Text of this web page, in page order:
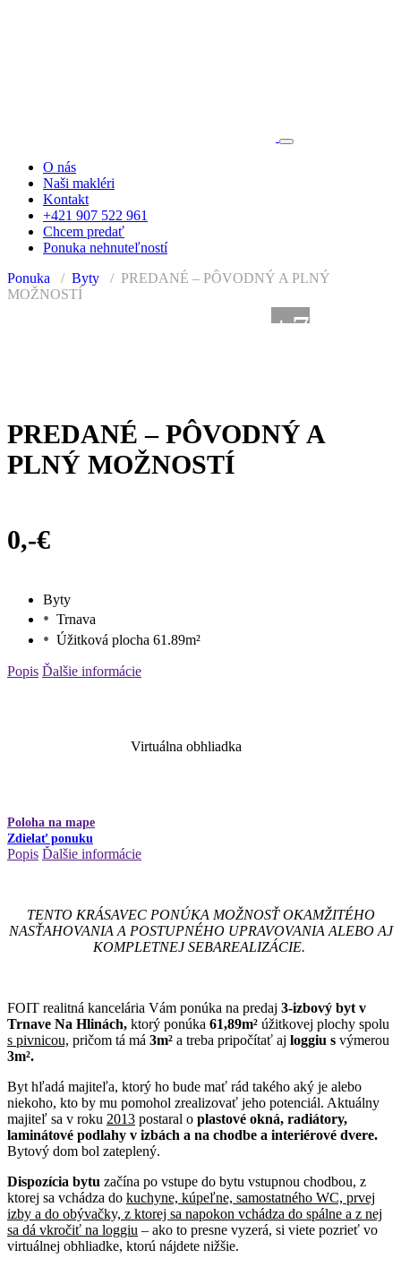
O nás
Naši makléri
Kontakt
+421 907 522 961
Chcem predať
Ponuka nehnuteľností
Ponuka
Byty
PREDANÉ – PÔVODNÝ A PLNÝ
MOŽNOSTÍ
+7
PREDANÉ – PÔVODNÝ A
PLNÝ MOŽNOSTÍ
Byty
Trnava
Úžitková plocha 61.89m²
0,-€
Popis Ďalšie informácie
Virtuálna obhliadka
Poloha na mape
Zdielať ponuku
Popis Ďalšie informácie
TENTO KRÁSAVEC PONÚKA MOŽNOSŤ OKAMŽITÉHO
NASŤAHOVANIA A POSTUPNÉHO UPRAVOVANIA ALEBO AJ
KOMPLETNEJ SEBAREALIZÁCIE.
FOIT realitná kancelária Vám ponúka na predaj 3-izbový byt v
Trnave Na Hlinách, ktorý ponúka 61,89m² úžitkovej plochy spolu
s pivnicou, pričom tá má 3m² a treba pripočítať aj loggiu s výmerou
3m².
Byt hľadá majiteľa, ktorý ho bude mať rád takého aký je alebo
niekoho, kto by mu pomohol zrealizovať jeho potenciál. Aktuálny
majiteľ sa v roku 2013 postaral o plastové okná, radiátory,
laminátové podlahy v izbách a na chodbe a interiérové dvere.
Bytový dom bol zateplený.
Dispozícia bytu začína po vstupe do bytu vstupnou chodbou, z
ktorej sa vchádza do kuchyne, kúpeľne, samostatného WC, prvej
izby a do obývačky, z ktorej sa napokon vchádza do spálne a z nej
sa dá vkročiť na loggiu – ako to presne vyzerá, si viete pozrieť vo
virtuálnej obhliadke, ktorú nájdete nižšie.